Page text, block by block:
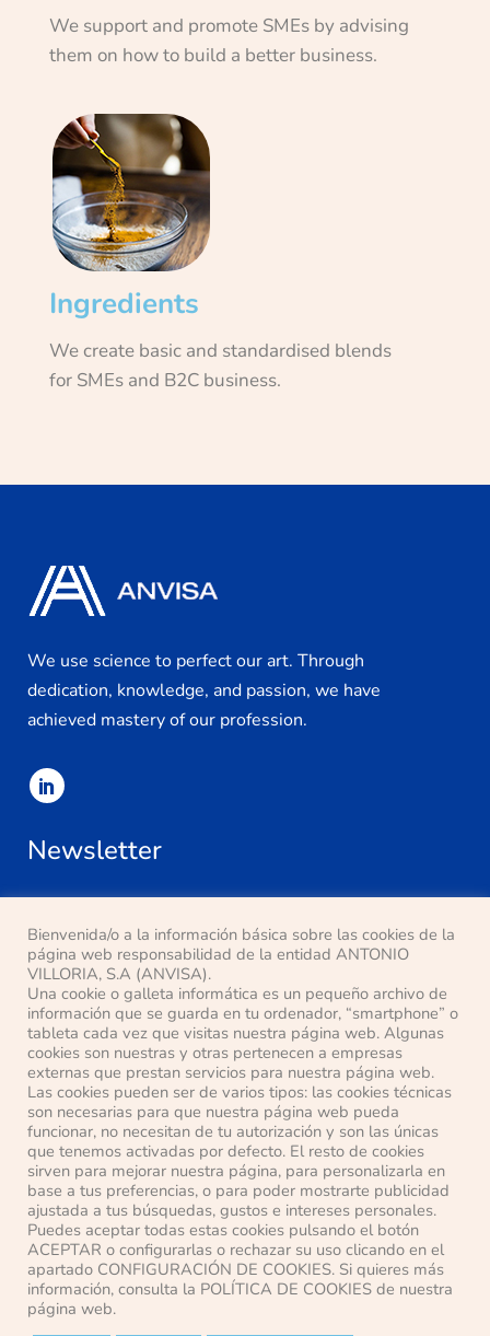
We support and promote SMEs by advising
them on how to build a better business.
Ingredients
We create basic and standardised blends
for SMEs and B2C business.
We use science to perfect our art. Through
dedication, knowledge, and passion, we have
achieved mastery of our profession.
Newsletter
I have read and I acceptthe privacy policy
Our Location
Pasaje Ana Mª del Valle, s/n
28500 Arganda del Rey (Madrid)
Telephone:+34 91 871 63 14
E-mail: anvisa@anvisa.com
Bienvenida/o a la información básica sobre las cookies de la
página web responsabilidad de la entidad ANTONIO
VILLORIA, S.A (ANVISA).
Una cookie o galleta informática es un pequeño archivo de
información que se guarda en tu ordenador, “smartphone” o
tableta cada vez que visitas nuestra página web. Algunas
cookies son nuestras y otras pertenecen a empresas
externas que prestan servicios para nuestra página web.
Las cookies pueden ser de varios tipos: las cookies técnicas
son necesarias para que nuestra página web pueda
funcionar, no necesitan de tu autorización y son las únicas
que tenemos activadas por defecto. El resto de cookies
sirven para mejorar nuestra página, para personalizarla en
base a tus preferencias, o para poder mostrarte publicidad
ajustada a tus búsquedas, gustos e intereses personales.
Puedes aceptar todas estas cookies pulsando el botón
ACEPTAR o configurarlas o rechazar su uso clicando en el
apartado CONFIGURACIÓN DE COOKIES. Si quieres más
información, consulta la POLÍTICA DE COOKIES de nuestra
página web.